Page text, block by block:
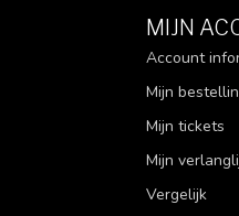
MIJN
Account
Mijn
Mijn tickets
Mijn
Vergelijk